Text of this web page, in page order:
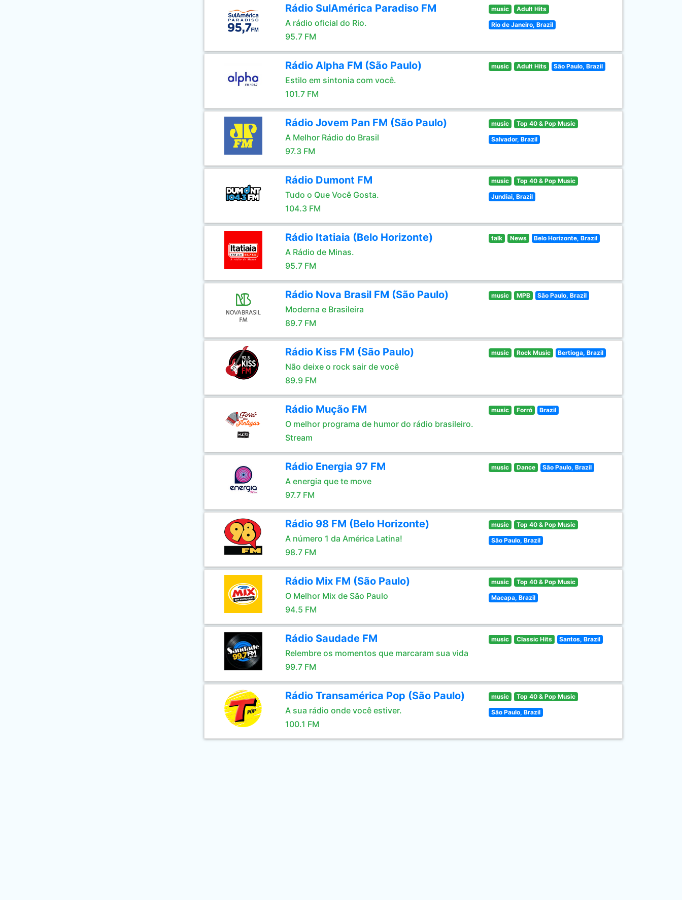
Rádio SulAmérica Paradiso FM
A rádio oficial do Rio.
95.7 FM
music Adult Hits
Rio de Janeiro, Brazil
Rádio Alpha FM (São Paulo)
Estilo em sintonia com você.
101.7 FM
music Adult Hits São Paulo, Brazil
Rádio Jovem Pan FM (São Paulo)
A Melhor Rádio do Brasil
97.3 FM
music Top 40 & Pop Music
Salvador, Brazil
Rádio Dumont FM
Tudo o Que Você Gosta.
104.3 FM
music Top 40 & Pop Music
Jundiai, Brazil
Rádio Itatiaia (Belo Horizonte)
A Rádio de Minas.
95.7 FM
talk News Belo Horizonte, Brazil
Rádio Nova Brasil FM (São Paulo)
Moderna e Brasileira
89.7 FM
music MPB São Paulo, Brazil
Rádio Kiss FM (São Paulo)
Não deixe o rock sair de você
89.9 FM
music Rock Music Bertioga, Brazil
Rádio Mução FM
O melhor programa de humor do rádio brasileiro.
Stream
music Forró Brazil
Rádio Energia 97 FM
A energia que te move
97.7 FM
music Dance São Paulo, Brazil
Rádio 98 FM (Belo Horizonte)
A número 1 da América Latina!
98.7 FM
music Top 40 & Pop Music
São Paulo, Brazil
Rádio Mix FM (São Paulo)
O Melhor Mix de São Paulo
94.5 FM
music Top 40 & Pop Music
Macapa, Brazil
Rádio Saudade FM
Relembre os momentos que marcaram sua vida
99.7 FM
music Classic Hits Santos, Brazil
Rádio Transamérica Pop (São Paulo)
A sua rádio onde você estiver.
100.1 FM
music Top 40 & Pop Music
São Paulo, Brazil